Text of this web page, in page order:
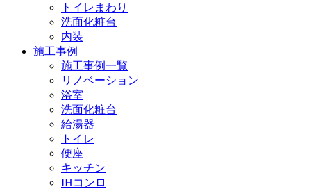
トイレまわり
洗面化粧台
内装
施工事例
施工事例一覧
リノベーション
浴室
洗面化粧台
給湯器
トイレ
便座
キッチン
IHコンロ